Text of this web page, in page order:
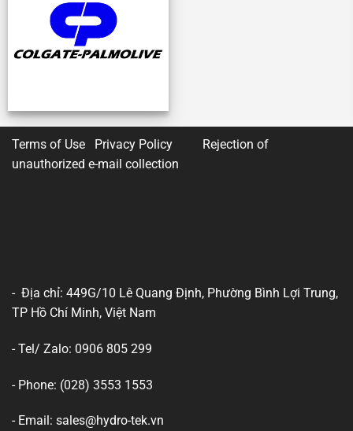
Terms of Use Privacy Policy
Rejection of
unauthorized e-mail collection
- Địa chỉ: 449G/10 Lê Quang Định, Phường Bình Lợi Trung,
TP Hồ Chí Minh, Việt Nam
- Tel/ Zalo: 0906 805 299
- Phone: (028) 3553 1553
- Email: sales@hydro-tek.vn